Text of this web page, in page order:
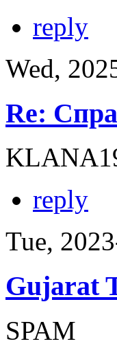
reply
Wed,
Re:
reply
Tue,
Gujarat
SPAM